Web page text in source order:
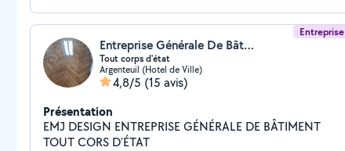
Entreprise
Entreprise Générale De Bâtiment Tout Corps D'état
Tout corps d'état
Argenteuil (Hotel de Ville)
4,8/5 (15 avis)
Présentation
EMJ DESIGN ENTREPRISE GÉNÉRALE DE BÂTIMENT
TOUT CORS D'ÉTAT